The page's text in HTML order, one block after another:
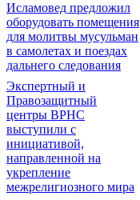
Исламовед предложил
оборудовать помещения
для молитвы мусульман
в самолетах и поездах
дальнего следования
Экспертный и
Правозащитный
центры ВРНС
выступили с
инициативой,
направленной на
укрепление
межрелигиозного мира